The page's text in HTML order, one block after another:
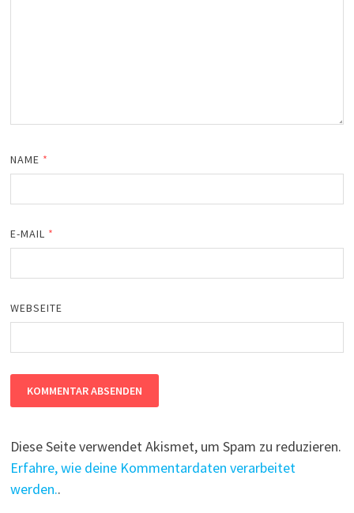
NAME *
E-MAIL *
WEBSEITE
Diese Seite verwendet Akismet, um Spam zu reduzieren.
Erfahre, wie deine Kommentardaten verarbeitet
werden..